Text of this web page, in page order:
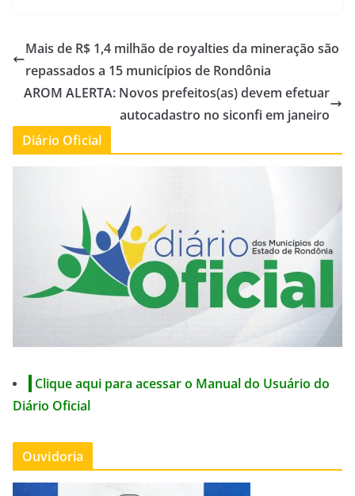
Mais de R$ 1,4 milhão de royalties da mineração são
repassados a 15 municípios de Rondônia
AROM ALERTA: Novos prefeitos(as) devem efetuar
autocadastro no siconfi em janeiro
Diário Oficial
Clique aqui para acessar o Manual do Usuário do
Diário Oficial
Ouvidoria